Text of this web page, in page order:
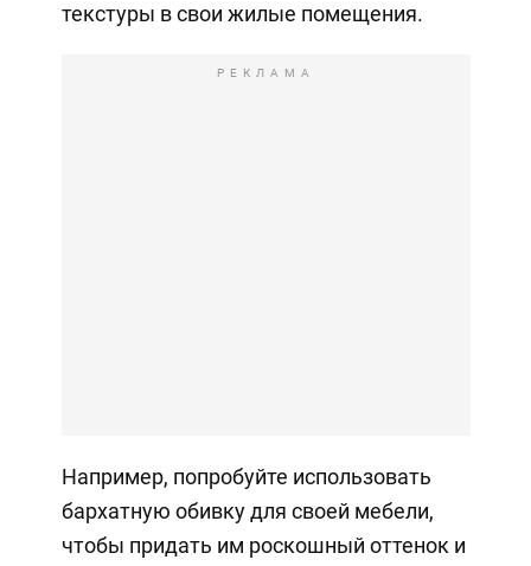
текстуры в свои жилые помещения.
РЕКЛАМА
Например, попробуйте использовать
бархатную обивку для своей мебели,
чтобы придать им роскошный оттенок и